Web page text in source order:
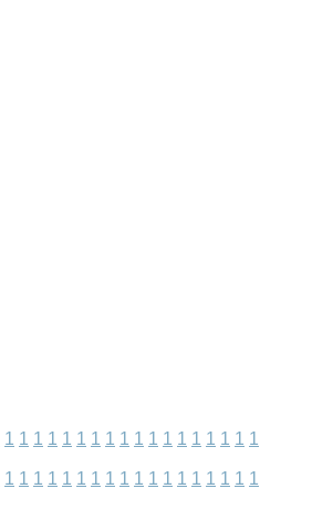
1 1 1 1 1 1 1 1 1 1 1 1 1 1 1 1 1 1
1 1 1 1 1 1 1 1 1 1 1 1 1 1 1 1 1 1